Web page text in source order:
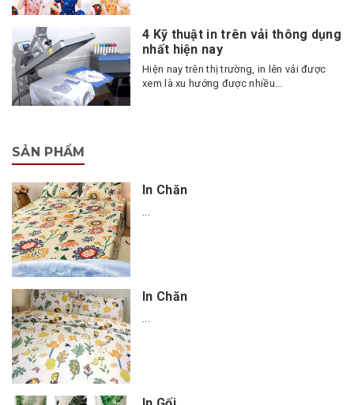
4 Kỹ thuật in trên vải thông dụng
nhất hiện nay
Hiện nay trên thị trường, in lên vải được
xem là xu hướng được nhiều...
SẢN PHẨM
In Chăn
...
In Chăn
...